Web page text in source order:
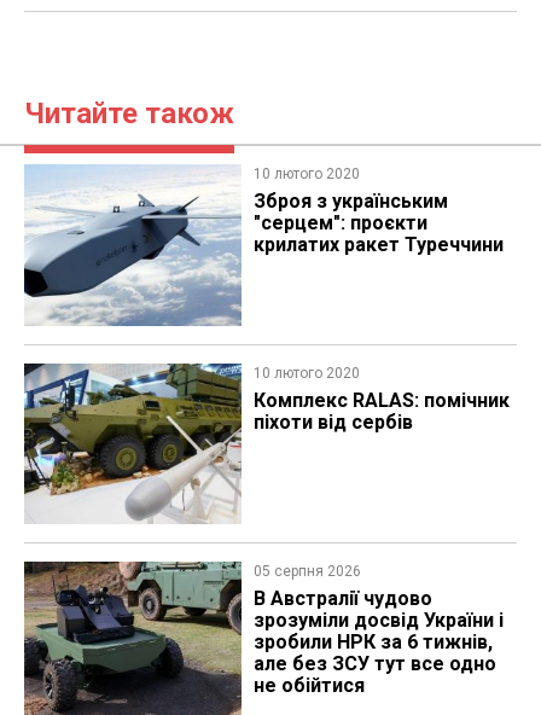
Читайте також
10 лютого 2020
Зброя з українським
"серцем": проєкти
крилатих ракет Туреччини
10 лютого 2020
Комплекс RALAS: помічник
піхоти від сербів
05 серпня 2026
В Австралії чудово
зрозуміли досвід України і
зробили НРК за 6 тижнів,
але без ЗСУ тут все одно
не обійтися